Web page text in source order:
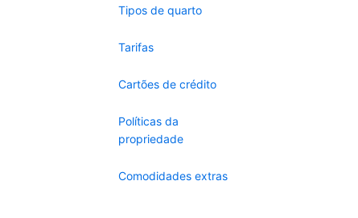
Tipos de quarto
Tarifas
Cartões de crédito
Políticas da
propriedade
Comodidades extras